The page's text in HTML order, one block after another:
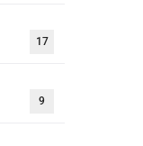
17
9